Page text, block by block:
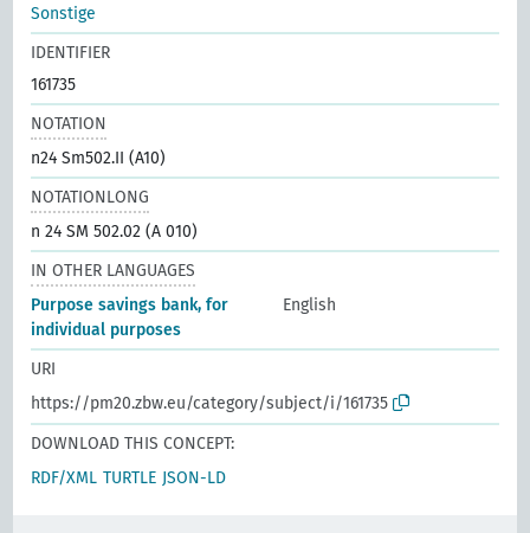
Sonstige
IDENTIFIER
161735
NOTATION
n24 Sm502.II (A10)
NOTATIONLONG
n 24 SM 502.02 (A 010)
IN OTHER LANGUAGES
Purpose savings bank, for
individual purposes
English
URI
https://pm20.zbw.eu/category/subject/i/161735
DOWNLOAD THIS CONCEPT:
RDF/XML TURTLE JSON-LD